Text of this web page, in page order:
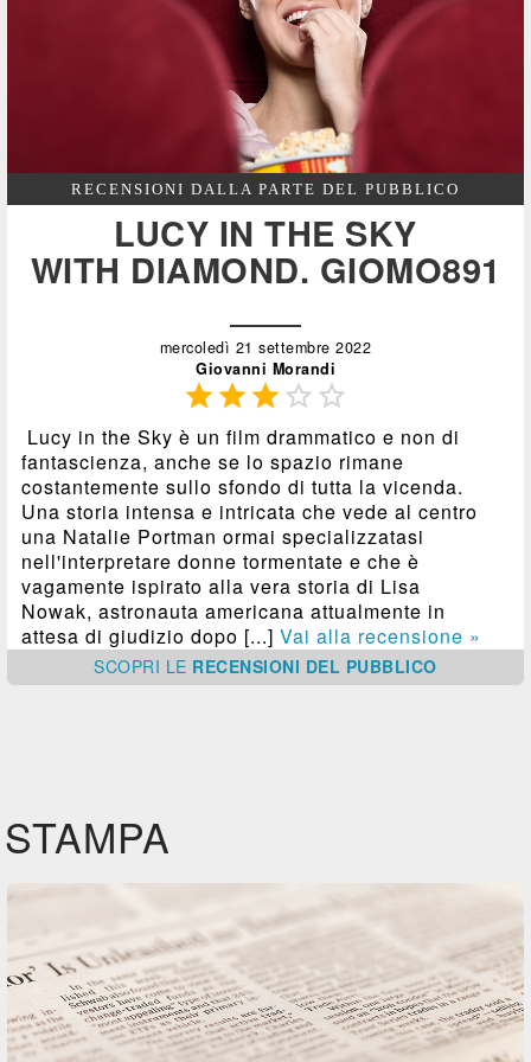
RECENSIONI DALLA PARTE DEL PUBBLICO
LUCY IN THE SKY
WITH DIAMOND. GIOMO891
mercoledì 21 settembre 2022
Giovanni Morandi
 
Lucy in the Sky è un film drammatico e non di
fantascienza, anche se lo spazio rimane
costantemente sullo sfondo di tutta la vicenda.
Una storia intensa e intricata che vede al centro
una Natalie Portman ormai specializzatasi
nell'interpretare donne tormentate e che è
vagamente ispirato alla vera storia di Lisa
Nowak, astronauta americana attualmente in
attesa di giudizio dopo [...]Vai alla recensione »
SCOPRI LE RECENSIONI DEL PUBBLICO
STAMPA